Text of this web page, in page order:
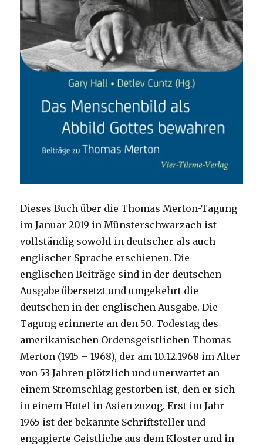
Dieses Buch über die Thomas Merton-Tagung
im Januar 2019 in Münsterschwarzach ist
vollständig sowohl in deutscher als auch
englischer Sprache erschienen. Die
englischen Beiträge sind in der deutschen
Ausgabe übersetzt und umgekehrt die
deutschen in der englischen Ausgabe. Die
Tagung erinnerte an den 50. Todestag des
amerikanischen Ordensgeistlichen Thomas
Merton (1915 – 1968), der am 10.12.1968 im Alter
von 53 Jahren plötzlich und unerwartet an
einem Stromschlag gestorben ist, den er sich
in einem Hotel in Asien zuzog. Erst im Jahr
1965 ist der bekannte Schriftsteller und
engagierte Geistliche aus dem Kloster und in